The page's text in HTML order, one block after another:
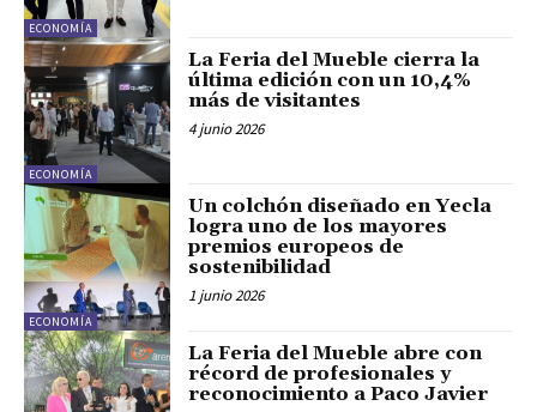
ECONOMÍA
ECONOMÍA
La Feria del Mueble cierra la
última edición con un 10,4%
más de visitantes
4 junio 2026
ECONOMÍA
Un colchón diseñado en Yecla
logra uno de los mayores
premios europeos de
sostenibilidad
1 junio 2026
La Feria del Mueble abre con
récord de profesionales y
reconocimiento a Paco Javier